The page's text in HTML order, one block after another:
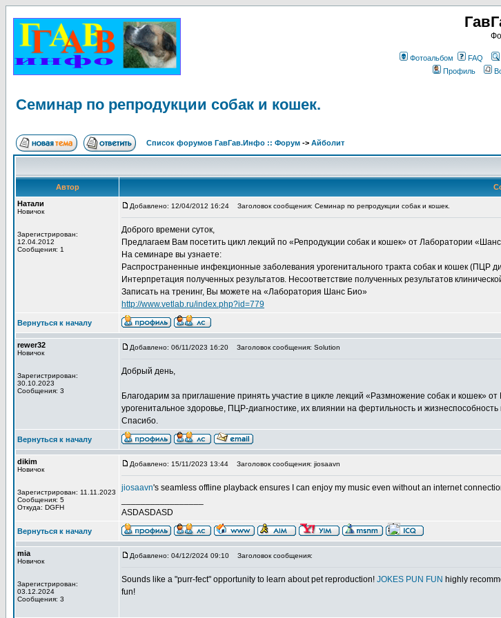
Фотоальбом FAQ
Профиль
Семинар по репродукции собак и кошек.
Список форумов ГавГав.Инфо :: Форум -> Айболит
Автор
Натали
Новичок
Зарегистрирован:
12.04.2012
Сообщения: 1
Добавлено: 12/04/2012 16:24 Заголовок сообщения: Семинар по репродукции собак и кошек.
Доброго времени суток,
Предлагаем Вам посетить цикл лекций по «Репродукции собак и кошек» от Лаборатории
На семинаре вы узнаете:
Распространенные инфекционные заболевания урогенитального тракта собак и кошек (ПЦР
Интерпретация полученных результатов. Несоответствие полученных результатов
Записать на тренинг, Вы можете на «Лаборатория Шанс Био»
http://www.vetlab.ru/index.php?id=779
Вернуться к началу
rewer32
Новичок
Зарегистрирован:
30.10.2023
Сообщения: 3
Добавлено: 06/11/2023 16:20 Заголовок сообщения: Solution
Добрый день,
Благодарим за приглашение принять участие в цикле лекций «Размножение собак и
урогенитальное здоровье, ПЦР-диагностике, их влиянии на фертильность и
Спасибо.
Вернуться к началу
dikim
Новичок
Зарегистрирован: 11.11.2023
Сообщения: 5
Откуда: DGFH
Добавлено: 15/11/2023 13:44 Заголовок сообщения: jiosaavn
jiosaavn's seamless offline playback ensures I can enjoy my music even without an internet
ASDASDASD
Вернуться к началу
mia
Новичок
Зарегистрирован:
03.12.2024
Сообщения: 3
Добавлено: 04/12/2024 09:10 Заголовок сообщения:
Sounds like a "purr-fect" opportunity to learn about pet reproduction! JOKES PUN FUN highly
fun!